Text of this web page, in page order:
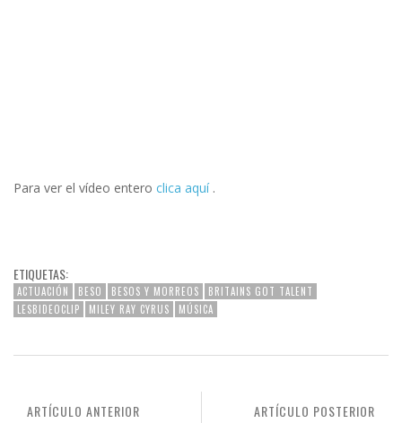
Para ver el vídeo entero clica aquí .
ETIQUETAS:
ACTUACIÓN BESO BESOS Y MORREOS
BRITAINS GOT TALENT
LESBIDEOCLIP
MILEY RAY CYRUS MÚSICA
ARTÍCULO POSTERIOR
ARTÍCULO ANTERIOR